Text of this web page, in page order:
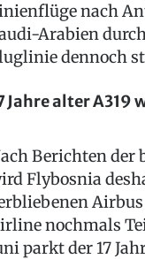
nach
Arabien
dennoch
Jahre alter
Berichten der
Flybosnia
nochmals
parkt der 17